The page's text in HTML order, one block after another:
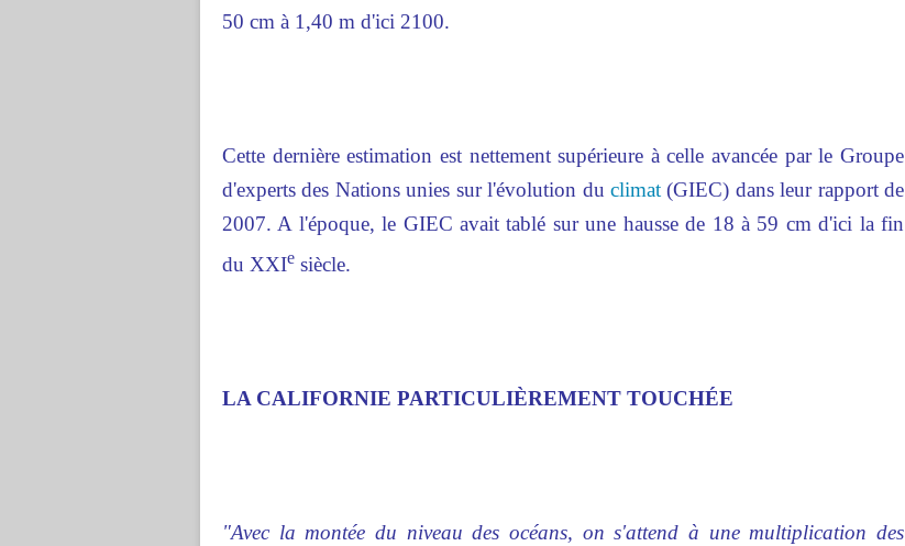
50 cm à 1,40 m d'ici 2100.
Cette dernière estimation est nettement supérieure à celle avancée par le Groupe
d'experts des Nations unies sur l'évolution du climat(GIEC) dans leur rapport de
2007. A l'époque, le GIEC avait tablé sur une hausse de 18 à 59 cm d'ici la fin
du XXIe siècle.
LA CALIFORNIE PARTICULIÈREMENT TOUCHÉE
"Avec la montée du niveau des océans, on s'attend à une multiplication des